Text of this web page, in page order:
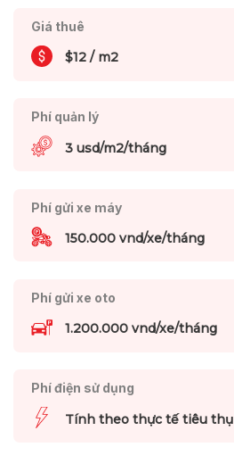
Giá thuê
$12 / m2
Phí quản lý
3 usd/m2/tháng
Phí gửi xe máy
150.000 vnd/xe/tháng
Phí gửi xe oto
1.200.000 vnd/xe/tháng
Phí điện sử dụng
Tính theo thực tế tiêu thụ